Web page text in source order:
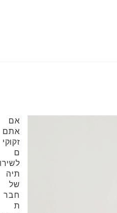
אם
אתם
זקוקי
ם
לשירו
תיה
של
חבר
ת